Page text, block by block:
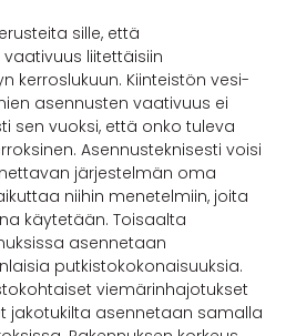
sille, että
liitettäisiin
kerroslukuun. Kiinteistön vesi-
asennusten vaativuus ei
sen vuoksi, että onko tuleva
Asennusteknisesti voisi
järjestelmän oma
niihin menetelmiin, joita
käytetään. Toisaalta
asennetaan
putkistokokonaisuuksia.
viemärinhajotukset
jakotukilta asennetaan samalla